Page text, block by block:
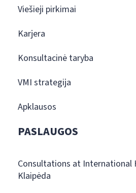
Viešieji pirkimai
Karjera
Konsultacinė taryba
VMI strategija
Apklausos
PASLAUGOS
Consultations at International
Klaipėda